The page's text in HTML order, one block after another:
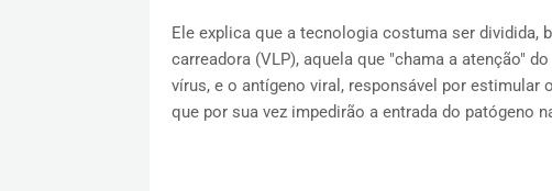
Ele explica que a tecnologia costuma ser dividida,
carreadora (VLP), aquela que "chama a atenção"
vírus, e o antígeno viral, responsável por
que por sua vez impedirão a entrada do patógeno